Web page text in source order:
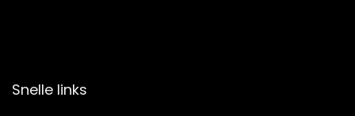
Snelle links